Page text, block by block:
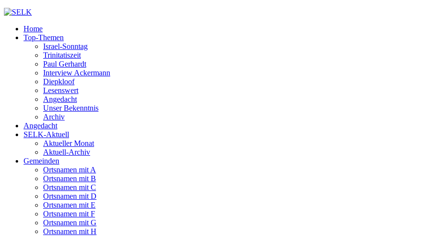
Home
Top-Themen
Israel-Sonntag
Trinitatiszeit
Paul Gerhardt
Interview Ackermann
Diepkloof
Lesenswert
Angedacht
Unser Bekenntnis
Archiv
Angedacht
SELK-Aktuell
Aktueller Monat
Aktuell-Archiv
Gemeinden
Ortsnamen mit A
Ortsnamen mit B
Ortsnamen mit C
Ortsnamen mit D
Ortsnamen mit E
Ortsnamen mit F
Ortsnamen mit G
Ortsnamen mit H